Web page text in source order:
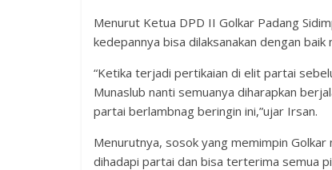
Menurut Ketua DPD II Golkar Padang
kedepannya bisa dilaksanakan dengan
“Ketika terjadi pertikaian di elit partai
Munaslub nanti semuanya diharapkan
partai berlambnag beringin ini,”ujar Irsan.
Menurutnya, sosok yang memimpin
dihadapi partai dan bisa terterima semua